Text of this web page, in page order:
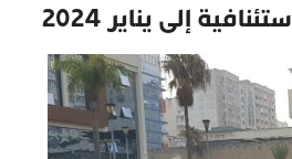
إلى يناير 2024